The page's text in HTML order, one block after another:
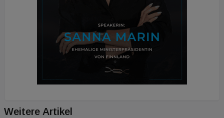
Anerkennungen gingen an den Gemeindebau Neu
Aspern H4, das ÖBB-Mobilitätszentrum Lienz, die
Fabrikatur und die Burg Heinfels
Weitere Artikel